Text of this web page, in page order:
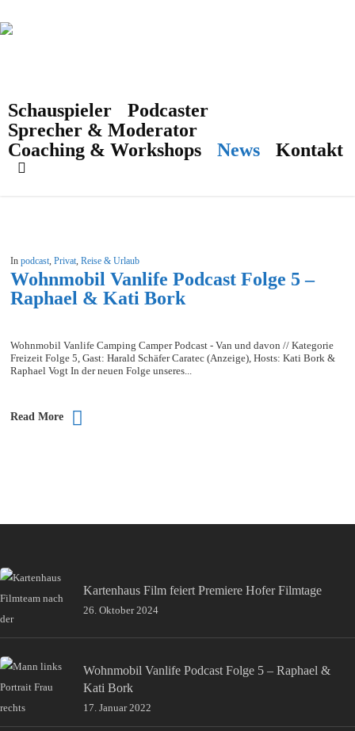
main
Schauspieler
Podcaster
Sprecher & Moderator
Coaching & Workshops
News Kontakt
Tag
Arbeiten
In podcast, Privat, Reise & Urlaub
Wohnmobil Vanlife Podcast Folge 5 –
Raphael & Kati Bork
Wohnmobil Vanlife Camping Camper Podcast - Van und davon // Kategorie
Freizeit Folge 5, Gast: Harald Schäfer Caratec (Anzeige), Hosts: Kati Bork &
Raphael Vogt In der neuen Folge unseres...
Read More
Kartenhaus Film feiert Premiere Hofer Filmtage
26. Oktober 2024
Wohnmobil Vanlife Podcast Folge 5 – Raphael &
Kati Bork
17. Januar 2022